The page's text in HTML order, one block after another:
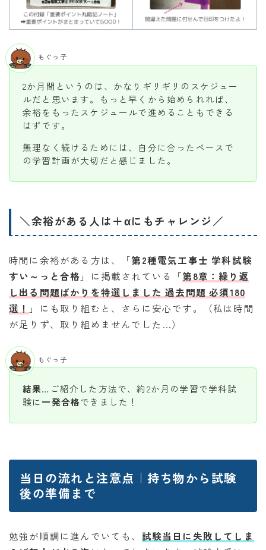
2か月間というのは、かなりギリギリのスケジュー
ルだと思います。もっと早くから始められれば、
余裕をもったスケジュールで進めることもできる
はずです。
無理なく続けるためには、自分に合ったペースで
の学習計画が大切だと感じました。
もぐっ子
＼余裕がある人は＋αにもチャレンジ／
時間に余裕がある方は、「第2種電気工事士 学科試験
すい～っと合格 」に掲載されている「第8章：繰り返
し出る問題ばかりを特選しました 過去問題 必須180
選！ 」にも取り組むと、さらに安心です。（私は時間
が足りず、取り組めませんでした…）
結果…ご紹介した方法で、約2か月の学習で学科試
験に一発合格できました！
もぐっ子
当日の流れと注意点｜持ち物から試験
後の準備まで
勉強が順調に進んでいても、 試験当日に失敗してしま